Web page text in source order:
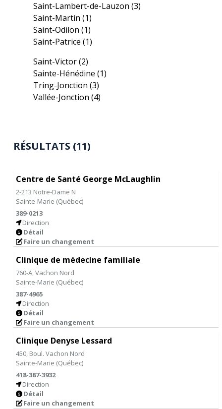
Saint-Lambert-de-Lauzon(3)
Saint-Martin(1)
Saint-Odilon(1)
Saint-Patrice(1)
Saint-Victor(2)
Sainte-Hénédine(1)
Tring-Jonction(3)
Vallée-Jonction(4)
RÉSULTATS (11)
Centre de Santé George McLaughlin
2-213 Notre-Dame N
Sainte-Marie (Québec)
389-0213
Direction
Détail
Faire un changement
Clinique de médecine familiale
760-A, Vachon Nord
Sainte-Marie (Québec)
387-4965
Direction
Détail
Faire un changement
Clinique Denyse Lessard
450, Boul. Vachon Nord
Sainte-Marie (Québec)
418-387-3932
Direction
Détail
Faire un changement